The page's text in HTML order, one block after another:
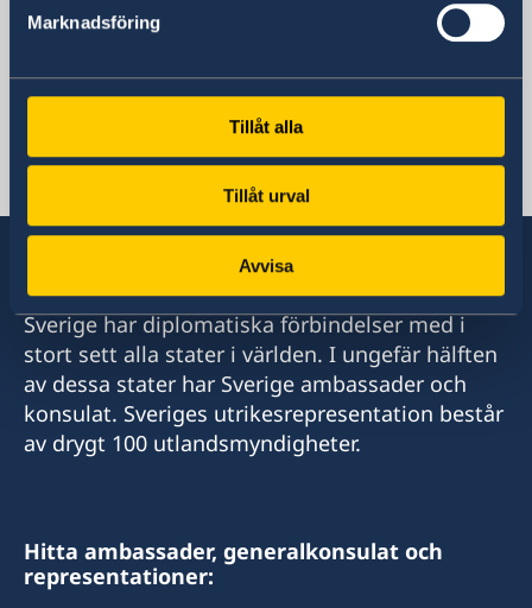
Marknadsföring
Tillåt alla
Tillåt urval
Avvisa
Sverige i Cypern
Sveriges ambassad
Sverige har diplomatiska förbindelser med i
stort sett alla stater i världen. I ungefär hälften
av dessa stater har Sverige ambassader och
konsulat. Sveriges utrikesrepresentation består
av drygt 100 utlandsmyndigheter.
Hitta ambassader, generalkonsulat och
representationer: